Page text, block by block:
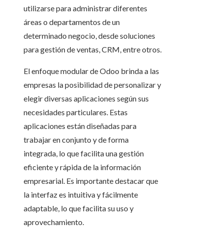
utilizarse para administrar diferentes
áreas o departamentos de un
determinado negocio, desde soluciones
para gestión de ventas, CRM, entre otros.
El enfoque modular de Odoo brinda a las
empresas la posibilidad de personalizar y
elegir diversas aplicaciones según sus
necesidades particulares. Estas
aplicaciones están diseñadas para
trabajar en conjunto y de forma
integrada, lo que facilita una gestión
eficiente y rápida de la información
empresarial. Es importante destacar que
la interfaz es intuitiva y fácilmente
adaptable, lo que facilita su uso y
aprovechamiento.